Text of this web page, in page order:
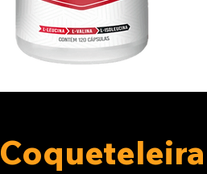
Coqueteleira